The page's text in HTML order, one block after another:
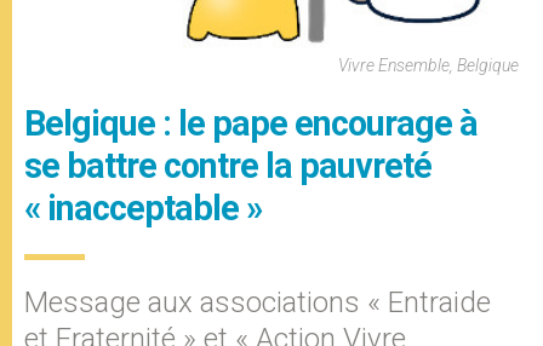
Vivre Ensemble, Belgique
Belgique : le pape encourage à
se battre contre la pauvreté
« inacceptable »
Message aux associations « Entraide
et Fraternité » et « Action Vivre